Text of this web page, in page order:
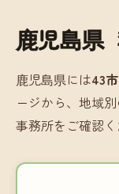
鹿児島県
鹿児島県には43
ージから、地域
事務所をご確認く